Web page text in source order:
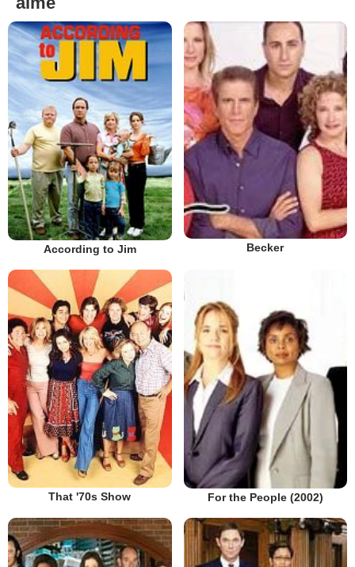
According to Jim Becker
That '70s Show For the People (2002)